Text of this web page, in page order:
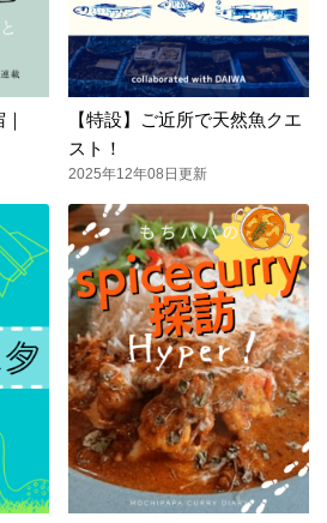
【特設】ご近所で天然魚クエ
スト！
2025年12年08日更新